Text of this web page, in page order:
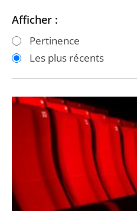
Passer
les
filtres
après
Passer
les
filtres
avant
Afficher :
Pertinence
Les plus récents
Cinémas,
théâtres,
spectacles
:
le